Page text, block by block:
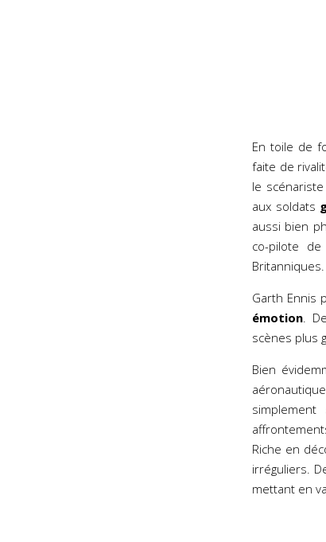
En toile de
faite de
le
aux soldats
aussi bien
co-pilote
Britanniques.
Garth Ennis
émotion.
scènes plus
Bien
simplement
Riche en
irréguliers.
mettant en